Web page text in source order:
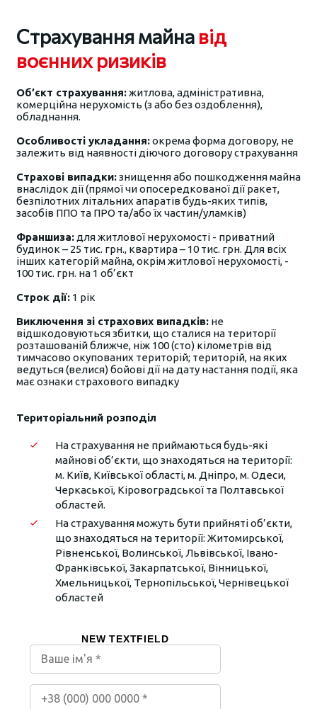
Страхування майна від
воєнних ризиків
Об’єкт страхування:житлова, адміністративна,
комерційна нерухомість (з або без оздоблення),
обладнання.
Особливості укладання:окрема форма договору, не
залежить від наявності діючого договору страхування
Страхові випадки:знищення або пошкодження майна
внаслідок дії (прямої чи опосередкованої дії ракет,
безпілотних літальних апаратів будь-яких типів,
засобів ППО та ПРО та/або їх частин/уламків)
Франшиза:для житлової нерухомості - приватний
будинок – 25 тис. грн., квартира – 10 тис. грн. Для всіх
інших категорій майна, окрім житлової нерухомості, -
100 тис. грн. на 1 об’єкт
Строк дії:1 рік
Виключення зі страхових випадків:не
відшкодовуються збитки, що сталися на території
розташованій ближче, ніж 100 (сто) кілометрів від
тимчасово окупованих територій; територій, на яких
ведуться (велися) бойові дії на дату настання події, яка
має ознаки страхового випадку
Територіальний розподіл
На страхування не приймаються будь-які
майнові об’єкти, що знаходяться на території:
м. Київ, Київської області, м. Дніпро, м. Одеси,
Черкаської, Кіровоградської та Полтавської
областей.
На страхування можуть бути прийняті об’єкти,
що знаходяться на території: Житомирської,
Рівненської, Волинської, Львівської, Івано-
Франківської, Закарпатської, Вінницької,
Хмельницької, Тернопільської, Чернівецької
областей
NEW TEXTFIELD